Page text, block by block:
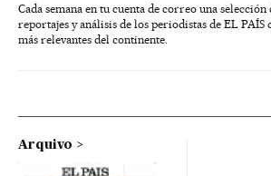
Cada semana en tu cuenta de correo una selección
reportajes y análisis de los periodistas de EL PAÍS
más relevantes del continente.
Arquivo